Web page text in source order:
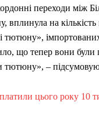
переходи між
на
тютюну»,
що тепер вони були
тютюну», –
цього року 10